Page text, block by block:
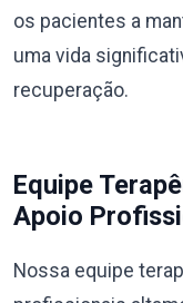
os pacientes a
uma vida
recuperação.
Equipe
Apoio
Nossa equipe